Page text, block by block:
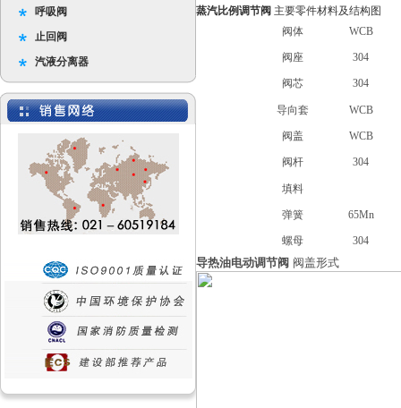
呼吸阀
止回阀
汽液分离器
蒸汽比例调节阀 主要零件材料及结构图
阀体 WCB
阀座 304
阀芯 304
导向套 WCB
阀盖 WCB
阀杆 304
填料
弹簧 65Mn
螺母 304
导热油电动调节阀 阀盖形式